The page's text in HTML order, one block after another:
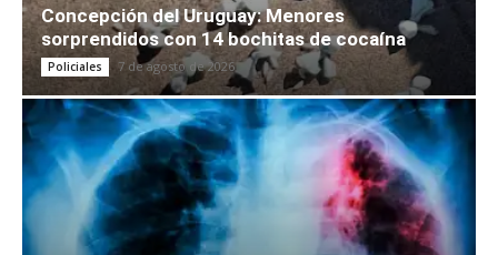
Concepción del Uruguay: Menores
sorprendidos con 14 bochitas de cocaína
Policiales 7 de agosto de 2026